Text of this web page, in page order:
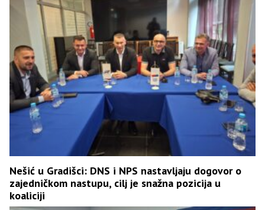
Nešić u Gradišci: DNS i NPS nastavljaju dogovor o
zajedničkom nastupu, cilj je snažna pozicija u
koaliciji